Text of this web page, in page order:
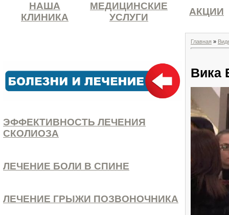
НАША
КЛИНИКА
МЕДИЦИНСКИЕ
УСЛУГИ
АКЦИИ
ЭФФЕКТИВНОСТЬ ЛЕЧЕНИЯ
СКОЛИОЗА
ЛЕЧЕНИЕ БОЛИ В СПИНЕ
ЛЕЧЕНИЕ ГРЫЖИ ПОЗВОНОЧНИКА
Главная »
Вика